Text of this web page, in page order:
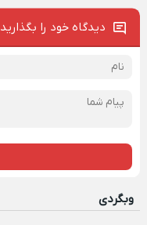
دیدگاه خود را بگذارید
وبگردی